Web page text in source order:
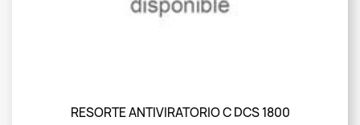
RESORTE ANTIVIRATORIO C DCS 1800